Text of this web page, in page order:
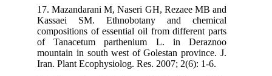
17. Mazandarani M, Naseri GH, Rezaee MB and
Kassaei SM. Ethnobotany and chemical
compositions of essential oil from different parts
of Tanacetum parthenium L. in Deraznoo
mountain in south west of Golestan province. J.
Iran. Plant Ecophysiolog. Res. 2007; 2(6): 1-6.